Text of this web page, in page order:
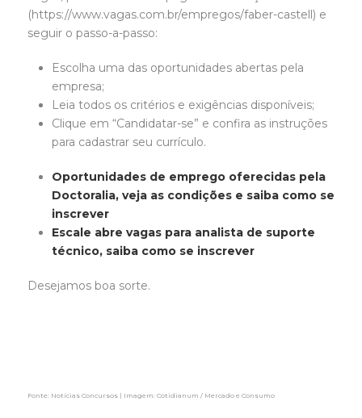
(https://www.vagas.com.br/empregos/faber-castell) e
seguir o passo-a-passo:
Escolha uma das oportunidades abertas pela
empresa;
Leia todos os critérios e exigências disponíveis;
Clique em “Candidatar-se” e confira as instruções
para cadastrar seu currículo.
Oportunidades de emprego oferecidas pela
Doctoralia, veja as condições e saiba como se
inscrever
Escale abre vagas para analista de suporte
técnico, saiba como se inscrever
Desejamos boa sorte.
Fonte: Notícias Concursos | Imagem: Cotidianum / Mercado e Consumo